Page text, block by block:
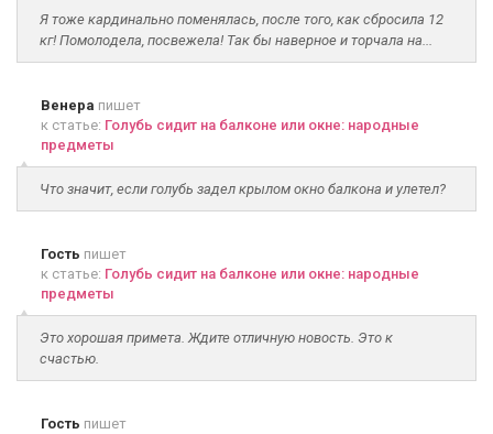
Я тоже кардинально поменялась, после того, как сбросила 12
кг! Помолодела, посвежела! Так бы наверное и торчала на...
Венера пишет
к статье: Голубь сидит на балконе или окне: народные
предметы
Что значит, если голубь задел крылом окно балкона и улетел?
Гость пишет
к статье: Голубь сидит на балконе или окне: народные
предметы
Это хорошая примета. Ждите отличную новость. Это к
счастью.
Гость пишет